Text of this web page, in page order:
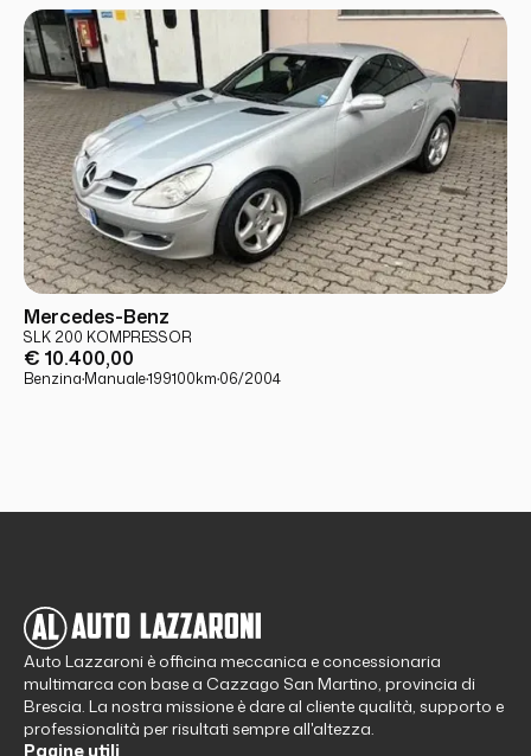
USATO PRONTA CONSEGNA
Mercedes-Benz
SLK 200 KOMPRESSOR
€ 10.400,00
Benzina·Manuale·199100km·06/2004
Auto Lazzaroni è officina meccanica e concessionaria
multimarca con base a Cazzago San Martino, provincia di
Brescia. La nostra missione è dare al cliente qualità, supporto e
professionalità per risultati sempre all'altezza.
Pagine utili